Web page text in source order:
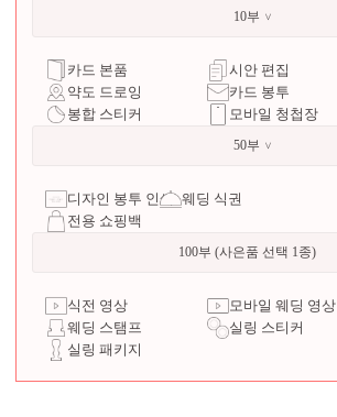
10부
카드 본품
시안 편집
약도 드로잉
카드 봉투
봉합 스티커
모바일 청첩장
50부
디자인 봉투 인쇄 웨딩 식권
전용 쇼핑백
100부 (사은품 선택 1종)
식전 영상
모바일 웨딩 영상
웨딩 스탬프
실링 스티커
실링 패키지